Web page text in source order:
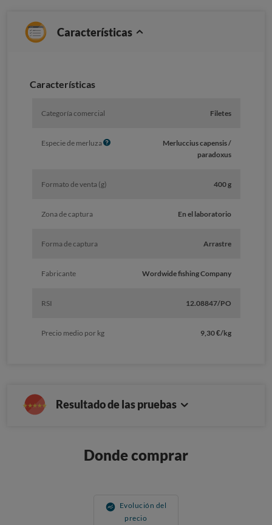
Características
Caracterí­sticas
Categoría comercial Filetes
Especie de merluzaI
Merluccius capensis /
paradoxus
Formato de venta (g) 400 g
Zona de captura En el laboratorio
Forma de captura Arrastre
Fabricante Wordwide fishing Company
RSI 12.08847/PO
Precio medio por kg 9,30 €/kg
Resultado de las pruebas
Donde comprar
Evolución del
precio